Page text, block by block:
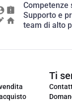
Competenze
Supporto e
team di alto
Ti